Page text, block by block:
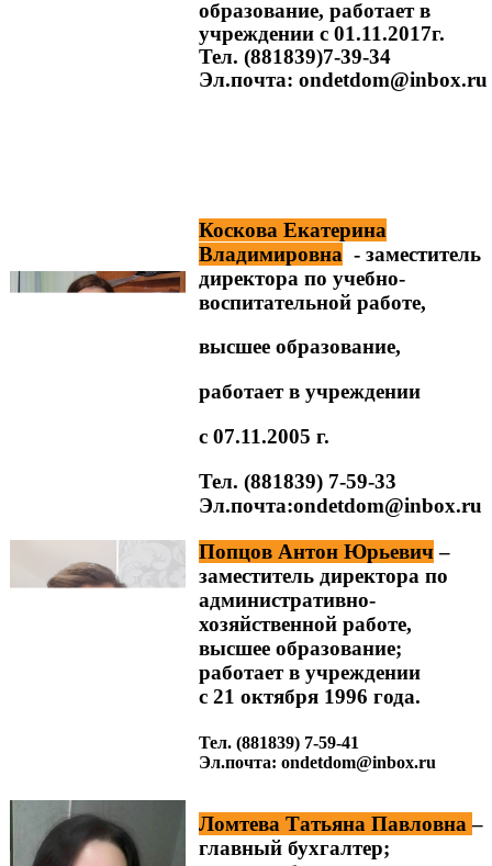
образование, работает в
учреждении с 01.11.2017г.
Тел. (881839)7-39-34
Эл.почта: ondetdom@inbox.ru
Коскова Екатерина
Владимировна - заместитель
директора по учебно-
воспитательной работе,
высшее образование,
работает в учреждении
с 07.11.2005 г.
Тел. (881839) 7-59-33
Эл.почта:ondetdom@inbox.ru
Попцов Антон Юрьевич–
заместитель директора по
административно-
хозяйственной работе,
высшее образование;
работает в учреждении
с 21 октября 1996 года.
Тел. (881839) 7-59-41
Эл.почта: ondetdom@inbox.ru
Ломтева Татьяна Павловна –
главный бухгалтер;